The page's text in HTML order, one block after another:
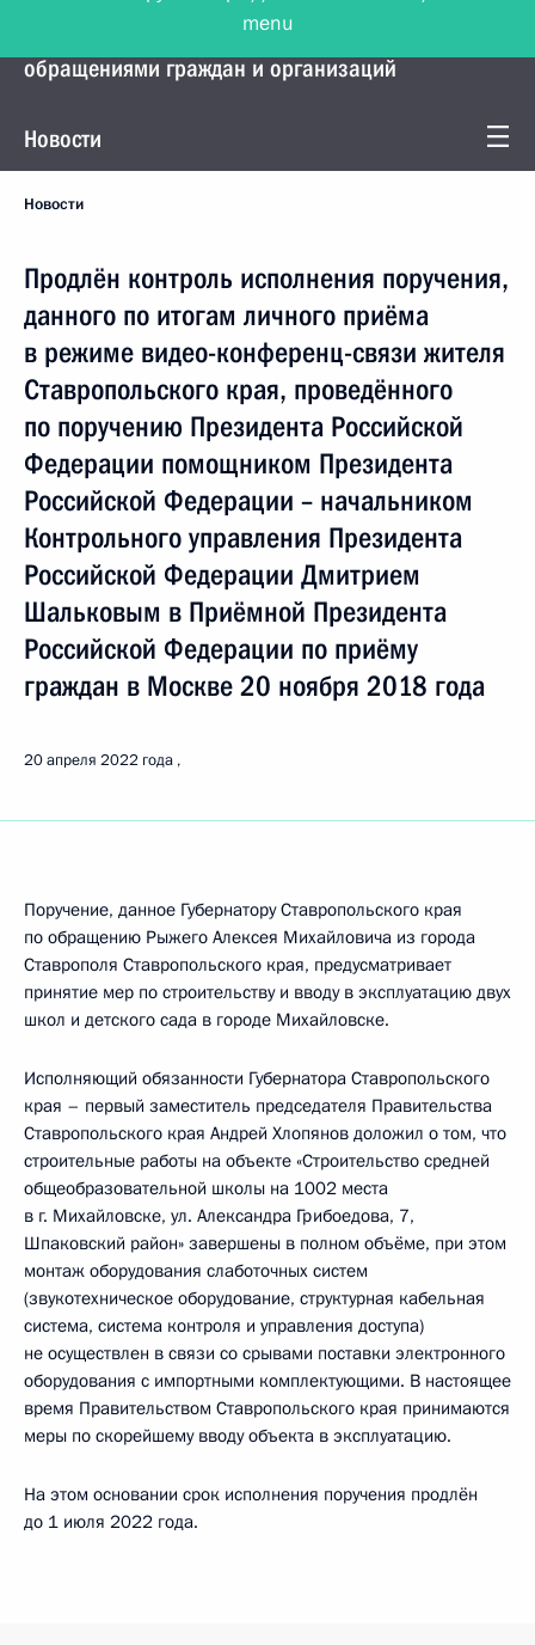
Управление Президента по работе с
обращениями граждан и организаций
Новости
Новости
Продлён контроль исполнения поручения,
данного по итогам личного приёма
в режиме видео-конференц-связи жителя
Ставропольского края, проведённого
по поручению Президента Российской
Федерации помощником Президента
Российской Федерации – начальником
Контрольного управления Президента
Российской Федерации Дмитрием
Шальковым в Приёмной Президента
Российской Федерации по приёму
граждан в Москве 20 ноября 2018 года
20 апреля 2022 года
Поручение, данное Губернатору Ставропольского края
по обращению Рыжего Алексея Михайловича из города
Ставрополя Ставропольского края, предусматривает
принятие мер по строительству и вводу в эксплуатацию двух
школ и детского сада в городе Михайловске.
Исполняющий обязанности Губернатора Ставропольского
края – первый заместитель председателя Правительства
Ставропольского края Андрей Хлопянов доложил о том, что
строительные работы на объекте «Строительство средней
общеобразовательной школы на 1002 места
в г. Михайловске, ул. Александра Грибоедова, 7,
Шпаковский район» завершены в полном объёме, при этом
монтаж оборудования слаботочных систем
(звукотехническое оборудование, структурная кабельная
система, система контроля и управления доступа)
не осуществлен в связи со срывами поставки электронного
оборудования с импортными комплектующими. В настоящее
время Правительством Ставропольского края принимаются
меры по скорейшему вводу объекта в эксплуатацию.
На этом основании срок исполнения поручения продлён
до 1 июля 2022 года.